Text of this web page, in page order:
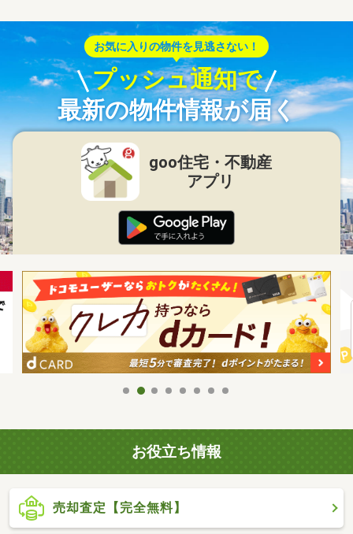
お気に入りの物件を見逃さない！
プッシュ通知で
最新の物件情報が届く
goo住宅・不動産
アプリ
お役立ち情報
売却査定【完全無料】